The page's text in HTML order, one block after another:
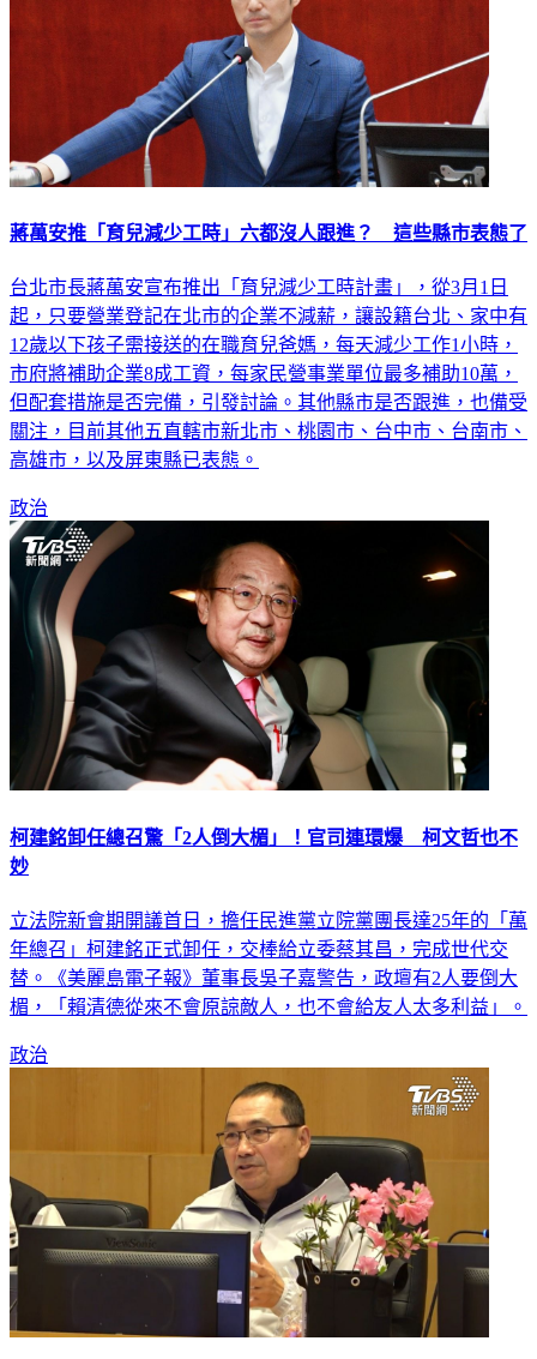
蔣萬安推「育兒減少工時」六都沒人跟進？ 這些縣市表態了
台北市長蔣萬安宣布推出「育兒減少工時計畫」，從3月1日
起，只要營業登記在北市的企業不減薪，讓設籍台北、家中有
12歲以下孩子需接送的在職育兒爸媽，每天減少工作1小時，
市府將補助企業8成工資，每家民營事業單位最多補助10萬，
但配套措施是否完備，引發討論。其他縣市是否跟進，也備受
關注，目前其他五直轄市新北市、桃園市、台中市、台南市、
高雄市，以及屏東縣已表態。
政治
柯建銘卸任總召驚「2人倒大楣」！官司連環爆 柯文哲也不
妙
立法院新會期開議首日，擔任民進黨立院黨團長達25年的「萬
年總召」柯建銘正式卸任，交棒給立委蔡其昌，完成世代交
替。《美麗島電子報》董事長吳子嘉警告，政壇有2人要倒大
楣，「賴清德從來不會原諒敵人，也不會給友人太多利益」。
政治